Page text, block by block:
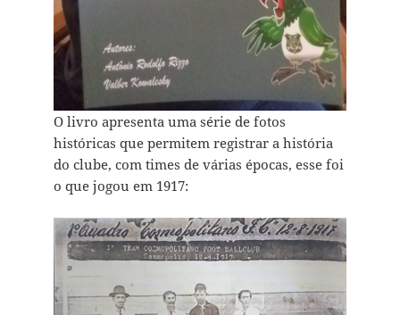
O livro apresenta uma série de fotos
históricas que permitem registrar a história
do clube, com times de várias épocas, esse foi
o que jogou em 1917: